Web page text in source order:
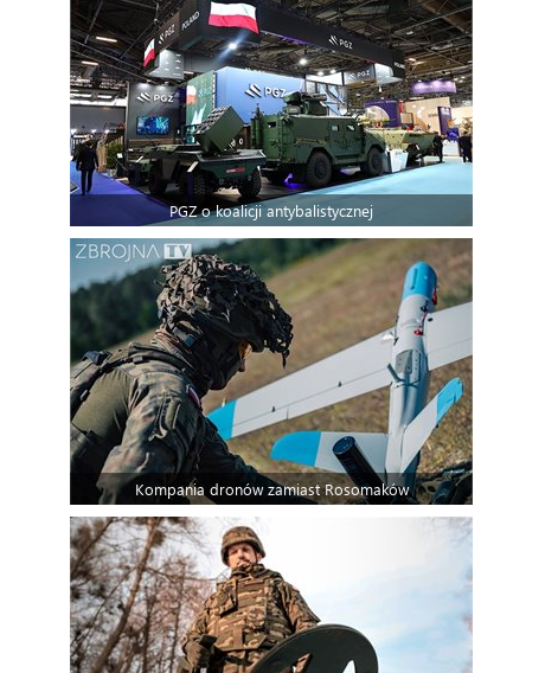
PGZ o koalicji antybalistycznej
Kompania dronów zamiast Rosomaków